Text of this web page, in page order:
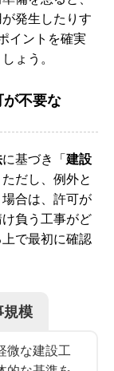
発生したりす
イントを確実
ょう。
不要な
に基づき「建設
だし、例外と
合は、許可が
負う工事がど
で最初に確認
模
微な建設工